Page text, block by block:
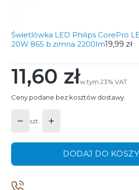
Świetlówka LED Philips CorePro
20W 865 b.zimna 2200lm19,99 zł
Cena
11,60 złw tym 23% VAT
w tym 23% VAT
Ceny podane bez kosztów dostawy.
szt.
DODAJ DO